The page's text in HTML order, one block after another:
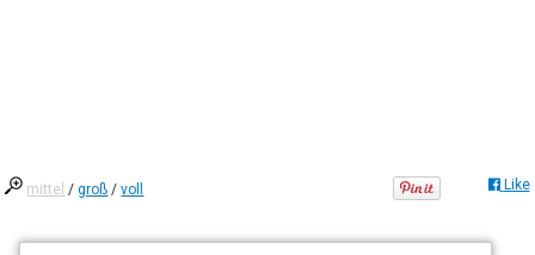
mittel /groß /voll Like